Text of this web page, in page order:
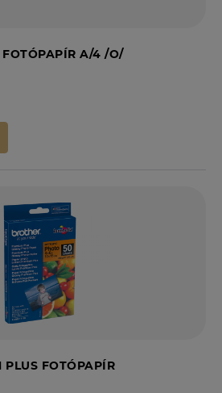
FOTÓPAPÍR A/4 /O/
PLUS FOTÓPAPÍR